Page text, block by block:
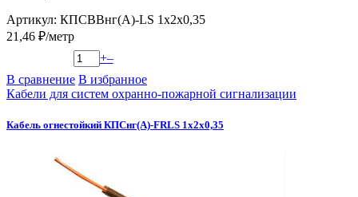
Артикул: КПСВВнг(А)-LS 1х2х0,35
21,46 ₽/метр
+–
В сравнение В избранное
Кабели для систем охранно-пожарной сигнализации
Кабель огнестойкий КПСнг(А)-FRLS 1x2x0,35